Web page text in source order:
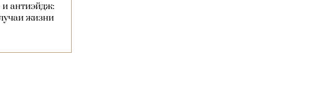
антиэйдж:
жизни